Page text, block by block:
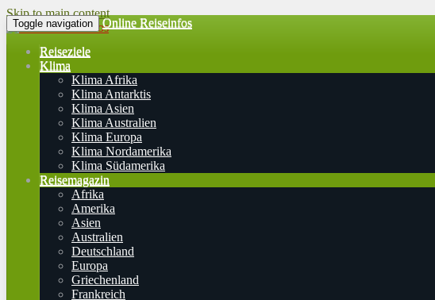
Skip to main content
Toggle navigation Online Reiseinfos
Reiseziele
Klima
Klima Afrika
Klima Antarktis
Klima Asien
Klima Australien
Klima Europa
Klima Nordamerika
Klima Südamerika
Reisemagazin
Afrika
Amerika
Asien
Australien
Deutschland
Europa
Griechenland
Frankreich